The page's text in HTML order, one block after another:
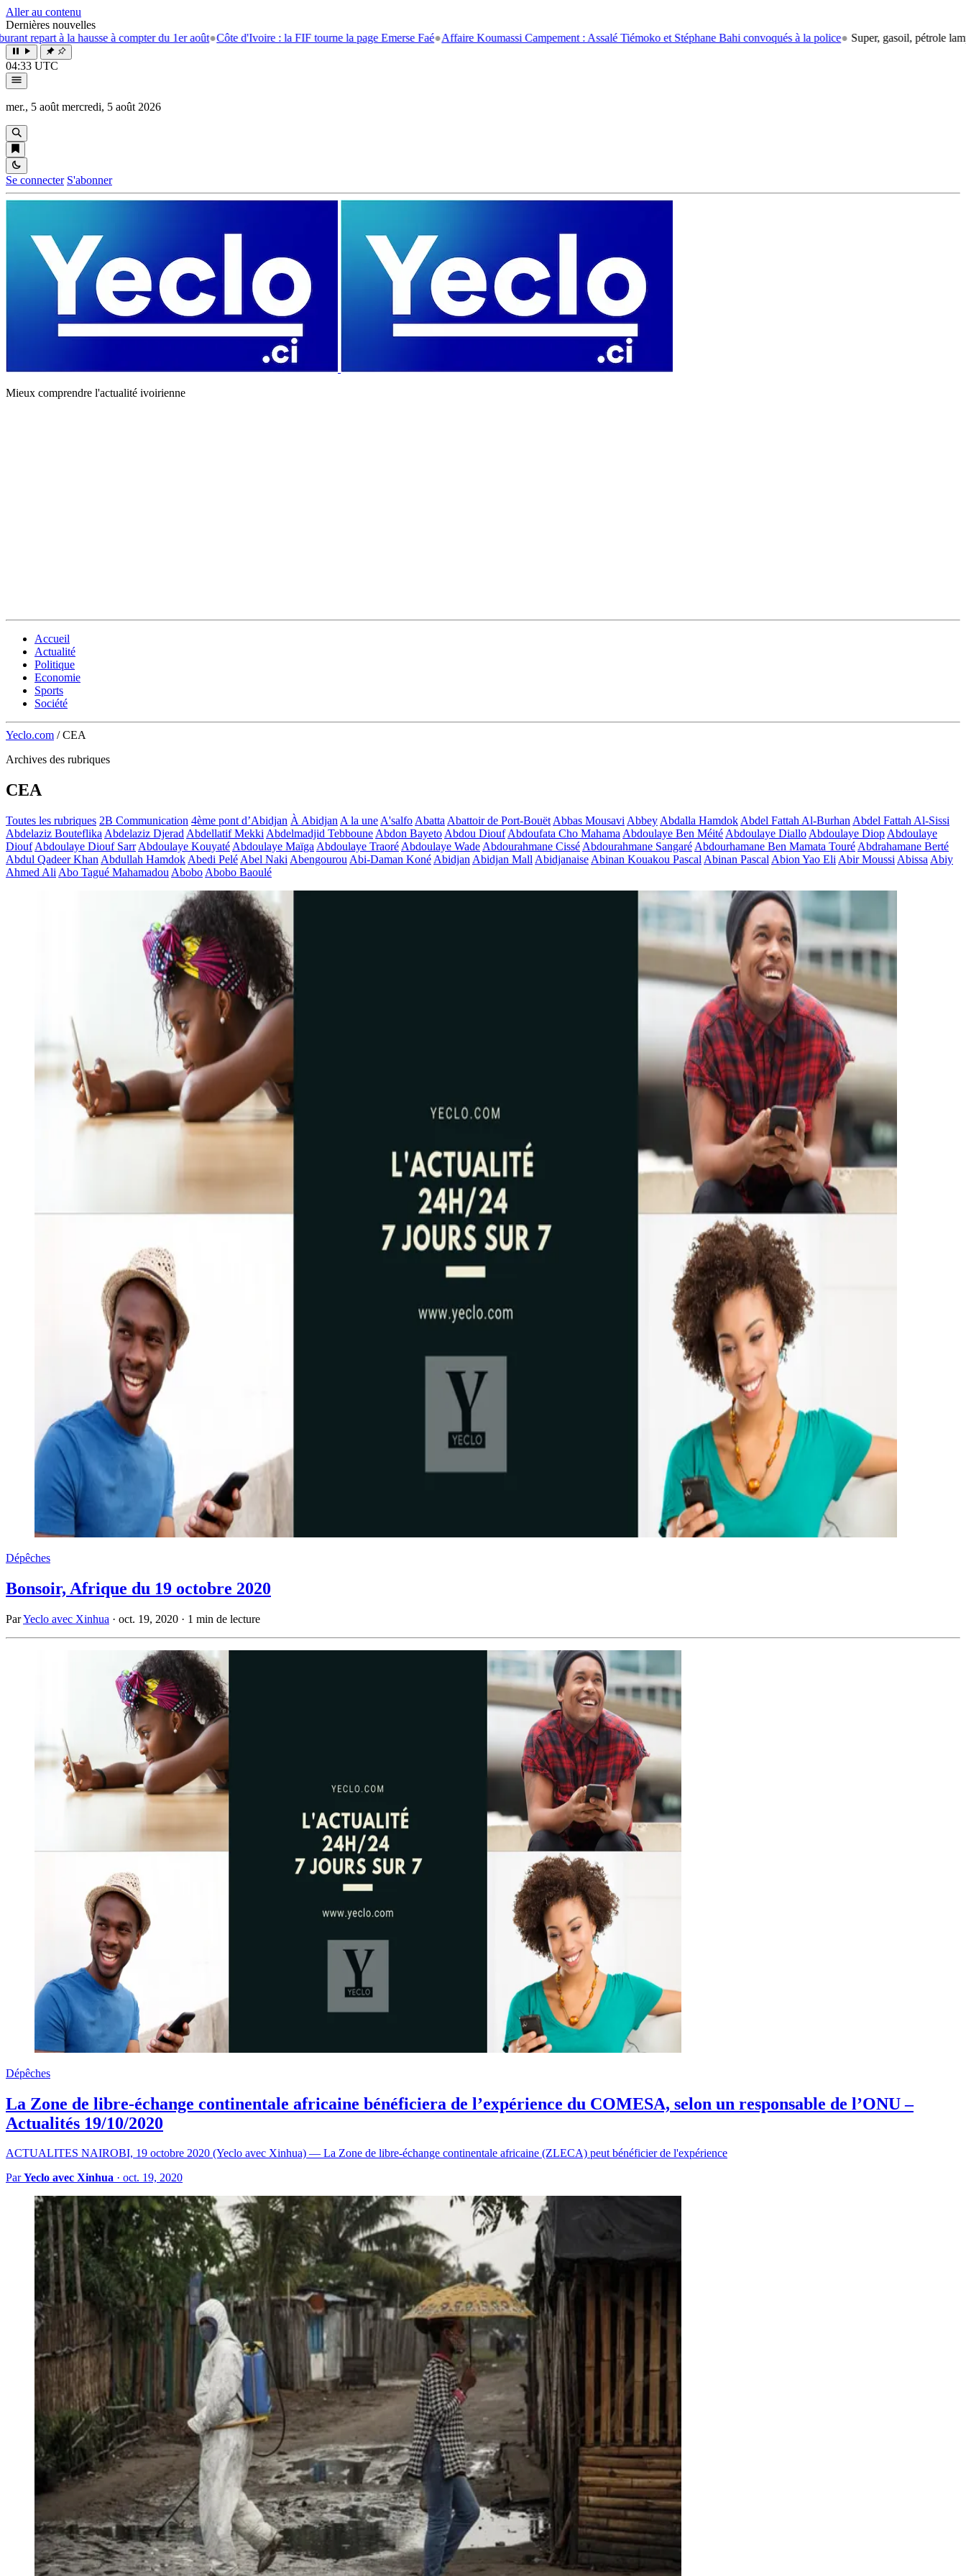
Aller au contenu
Dernières nouvelles
à la hausse à compter du 1er août●Côte d'Ivoire : la FIF tourne la page Emerse Faé●Affaire Koumassi Campement : Assalé Tiémoko et Stéphane Bahi convoqués à la police● Super, gasoil, pétrole lampant: le
04:33 UTC
mer., 5 août mercredi, 5 août 2026
Se connecter S'abonner
Mieux comprendre l'actualité ivoirienne
Accueil
Actualité
Politique
Economie
Sports
Société
Yeclo.com / CEA
Archives des rubriques
CEA
Toutes les rubriques 2B Communication 4ème pont d’Abidjan À Abidjan A la une A'salfo Abatta Abattoir de Port-Bouët Abbas Mousavi Abbey Abdalla Hamdok Abdel Fattah Al-Burhan Abdel Fattah Al-Sissi
Abdelaziz Bouteflika Abdelaziz Djerad Abdellatif Mekki Abdelmadjid Tebboune Abdon Bayeto Abdou Diouf Abdoufata Cho Mahama Abdoulaye Ben Méité Abdoulaye Diallo Abdoulaye Diop Abdoulaye
Diouf Abdoulaye Diouf Sarr Abdoulaye Kouyaté Abdoulaye Maïga Abdoulaye Traoré Abdoulaye Wade Abdourahmane Cissé Abdourahmane Sangaré Abdourhamane Ben Mamata Touré Abdrahamane Berté
Abdul Qadeer Khan Abdullah Hamdok Abedi Pelé Abel Naki Abengourou Abi-Daman Koné Abidjan Abidjan Mall Abidjanaise Abinan Kouakou Pascal Abinan Pascal Abion Yao Eli Abir Moussi Abissa Abiy
Ahmed Ali Abo Tagué Mahamadou Abobo Abobo Baoulé
Dépêches
Bonsoir, Afrique du 19 octobre 2020
ParYeclo avec Xinhua · oct. 19, 2020 · 1 min de lecture
Dépêches
La Zone de libre-échange continentale africaine bénéficiera de l’expérience du COMESA, selon un responsable de l’ONU –
Actualités 19/10/2020
ACTUALITES NAIROBI, 19 octobre 2020 (Yeclo avec Xinhua) — La Zone de libre-échange continentale africaine (ZLECA) peut bénéficier de l'expérience
ParYeclo avec Xinhua · oct. 19, 2020